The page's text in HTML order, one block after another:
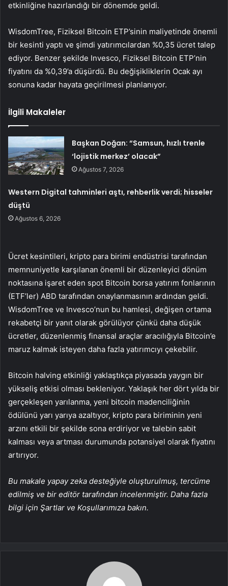
etkinliğine hazırlandığı bir dönemde geldi.
WisdomTree, Fiziksel Bitcoin ETP’sinin maliyetinde önemli
bir kesinti yaptı ve şimdi yatırımcılardan %0,35 ücret talep
ediyor. Benzer şekilde Invesco, Fiziksel Bitcoin ETP’nin
fiyatını da %0,39’a düşürdü. Bu değişikliklerin Ocak ayı
sonuna kadar hayata geçirilmesi planlanıyor.
İlgili Makaleler
Başkan Doğan: “Samsun, hızlı trenle
‘lojistik merkez’ olacak”
Ağustos 7, 2026
Western Digital tahminleri aştı, rehberlik verdi; hisseler
düştü
Ağustos 6, 2026
Ücret kesintileri, kripto para birimi endüstrisi tarafından
memnuniyetle karşılanan önemli bir düzenleyici dönüm
noktasına işaret eden spot Bitcoin borsa yatırım fonlarının
(ETF’ler) ABD tarafından onaylanmasının ardından geldi.
WisdomTree ve Invesco’nun bu hamlesi, değişen ortama
rekabetçi bir yanıt olarak görülüyor çünkü daha düşük
ücretler, düzenlenmiş finansal araçlar aracılığıyla Bitcoin’e
maruz kalmak isteyen daha fazla yatırımcıyı çekebilir.
Bitcoin halving etkinliği yaklaştıkça piyasada yaygın bir
yükseliş etkisi olması bekleniyor. Yaklaşık her dört yılda bir
gerçekleşen yarılanma, yeni bitcoin madenciliğinin
ödülünü yarı yarıya azaltıyor, kripto para biriminin yeni
arzını etkili bir şekilde sona erdiriyor ve talebin sabit
kalması veya artması durumunda potansiyel olarak fiyatını
artırıyor.
Bu makale yapay zeka desteğiyle oluşturulmuş, tercüme
edilmiş ve bir editör tarafından incelenmiştir. Daha fazla
bilgi için Şartlar ve Koşullarımıza bakın.